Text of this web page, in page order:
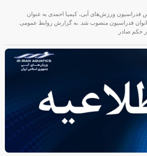
ورزش‌های آبی، کیمیا احمدی به عنوان
فدراسیون منصوب شد. به گزارش روابط عمومی
حکم صادر